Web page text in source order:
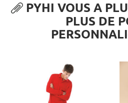
PYHI VOUS A
PLUS DE